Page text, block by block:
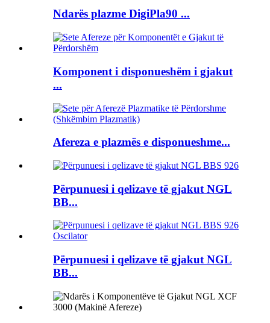
Ndarës plazme DigiPla90 ...
Komponent i disponueshëm i gjakut
...
Afereza e plazmës e disponueshme...
Përpunuesi i qelizave të gjakut NGL
BB...
Përpunuesi i qelizave të gjakut NGL
BB...